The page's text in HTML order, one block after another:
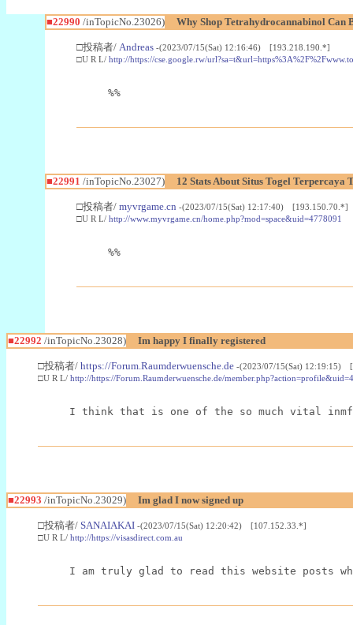
■22990 /inTopicNo.23026) Why Shop Tetrahydrocannabinol Can
□投稿者/ Andreas -(2023/07/15(Sat) 12:16:46) [193.218.190.*]
□U R L/ http://https://cse.google.rw/
%%
■22991 /inTopicNo.23027) 12 Stats About Situs Togel Terpercaya
□投稿者/ myvrgame.cn -(2023/07/15(Sat) 12:17:40) [193.150.70.*]
□U R L/ http://www.myvrgame.cn/home.php?mod=space&uid=4778091
%%
■22992 /inTopicNo.23028) Im happy I finally registered
□投稿者/ https://Forum.Raumderwuensche.de -(2023/07/15(Sat) 12:19:15)
□U R L/ http://https://Forum.Raumderwuensche.de/
I think that is one of the so much vital
■22993 /inTopicNo.23029) Im glad I now signed up
□投稿者/ SANAIAKAI -(2023/07/15(Sat) 12:20:42) [107.152.33.*]
□U R L/ http://https://visasdirect.com.au
I am truly glad to read this website posts